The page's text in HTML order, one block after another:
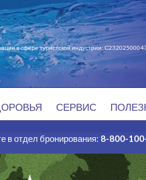
в сфере туристской индустрии:
СЕРВИС
в отдел бронирования: 8-800-